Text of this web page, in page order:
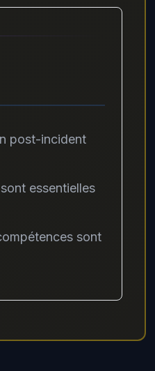
post-incident
essentielles
sont